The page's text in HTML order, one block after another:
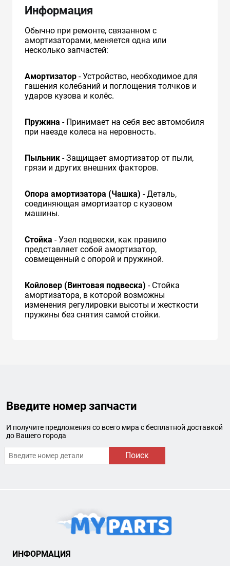
Информация
Обычно при ремонте, связанном с
амортизаторами, меняется одна или
несколько запчастей:
Амортизатор - Устройство, необходимое для
гашения колебаний и поглощения толчков и
ударов кузова и колёс.
Пружина - Принимает на себя вес автомобиля
при наезде колеса на неровность.
Пыльник - Защищает амортизатор от пыли,
грязи и других внешних факторов.
Опора амортизатора (Чашка) - Деталь,
соединяющая амортизатор с кузовом
машины.
Стойка - Узел подвески, как правило
представляет собой амортизатор,
совмещенный с опорой и пружиной.
Койловер (Винтовая подвеска) - Стойка
амортизатора, в которой возможны
изменения регулировки высоты и жесткости
пружины без снятия самой стойки.
Введите номер запчасти
И получите предложения со всего мира с бесплатной доставкой
до Вашего города
Поиск
ИНФОРМАЦИЯ